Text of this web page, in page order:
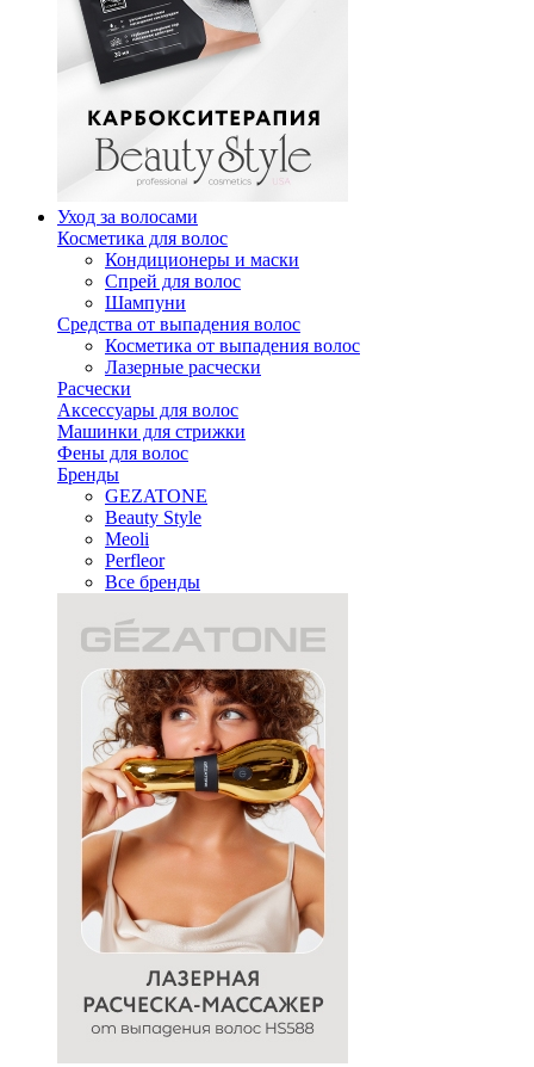
Уход за волосами
Косметика для волос
Кондиционеры и маски
Спрей для волос
Шампуни
Средства от выпадения волос
Косметика от выпадения волос
Лазерные расчески
Расчески
Аксессуары для волос
Машинки для стрижки
Фены для волос
Бренды
GEZATONE
Beauty Style
Meoli
Perfleor
Все бренды